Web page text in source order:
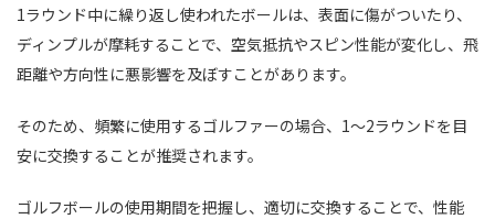
1ラウンド中に繰り返し使われたボールは、表面に傷がついたり、
ディンプルが摩耗することで、空気抵抗やスピン性能が変化し、飛
距離や方向性に悪影響を及ぼすことがあります。
そのため、頻繁に使用するゴルファーの場合、1～2ラウンドを目
安に交換することが推奨されます。
ゴルフボールの使用期間を把握し、適切に交換することで、性能